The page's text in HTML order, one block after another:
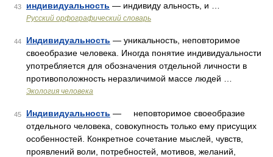
43 индивидуальность — индивиду альность, и …
Русский орфографический словарь
44 Индивидуальность — уникальность, неповторимое
своеобразие человека. Иногда понятие индивидуальности
употребляется для обозначения отдельной личности в
противоположность неразличимой массе людей …
Экология человека
45 Индивидуальность — неповторимое своеобразие
отдельного человека, совокупность только ему присущих
особенностей. Конкретное сочетание мыслей, чувств,
проявлений воли, потребностей, мотивов, желаний,